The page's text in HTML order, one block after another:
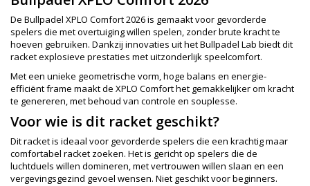
De Bullpadel XPLO Comfort 2026 is gemaakt voor gevorderde
spelers die met overtuiging willen spelen, zonder brute kracht te
hoeven gebruiken. Dankzij innovaties uit het Bullpadel Lab biedt dit
racket explosieve prestaties met uitzonderlijk speelcomfort.
Met een unieke geometrische vorm, hoge balans en energie-
efficiënt frame maakt de XPLO Comfort het gemakkelijker om kracht
te genereren, met behoud van controle en souplesse.
Voor wie is dit racket geschikt?
Dit racket is ideaal voor gevorderde spelers die een krachtig maar
comfortabel racket zoeken. Het is gericht op spelers die de
luchtduels willen domineren, met vertrouwen willen slaan en een
vergevingsgezind gevoel wensen. Niet geschikt voor beginners.